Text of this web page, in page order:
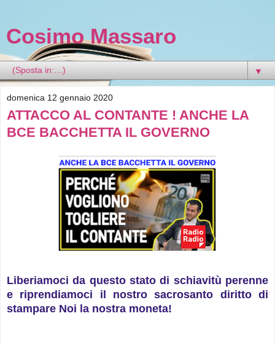
Cosimo Massaro
▼
domenica 12 gennaio 2020
ATTACCO AL CONTANTE ! ANCHE LA
BCE BACCHETTA IL GOVERNO
Liberiamoci da questo stato di schiavitù perenne
e riprendiamoci il nostro sacrosanto diritto di
stampare Noi la nostra moneta!